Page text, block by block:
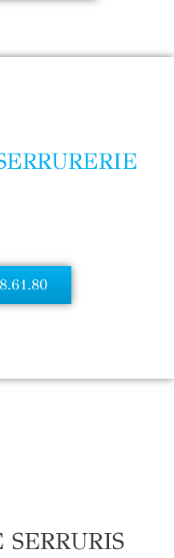
SERRURIS